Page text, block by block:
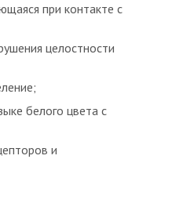
при контакте с
целостности
белого цвета с
и